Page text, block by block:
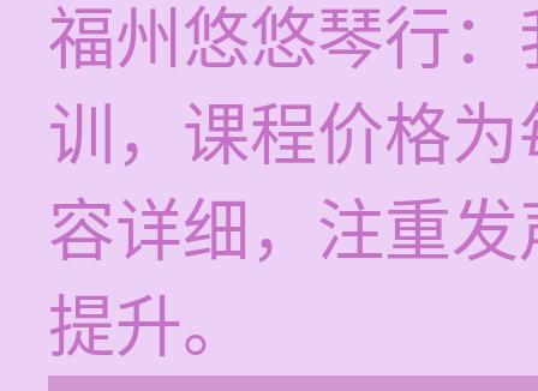
福州悠悠琴行
训，课程价格
容详细，注重
提升。